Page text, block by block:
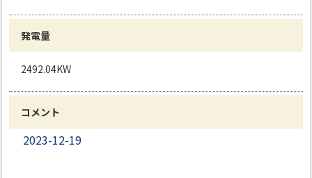
発電量
2492.04KW
コメント
2023-12-19